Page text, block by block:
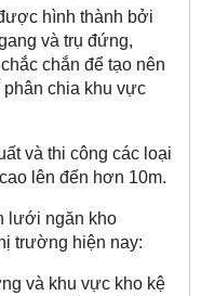
hình thành bởi
và trụ đứng,
chắn để tạo nên
phân chia khu vực
và thi công các loại
lên đến hơn 10m.
lưới ngăn kho
trường hiện nay:
và khu vực kho kệ